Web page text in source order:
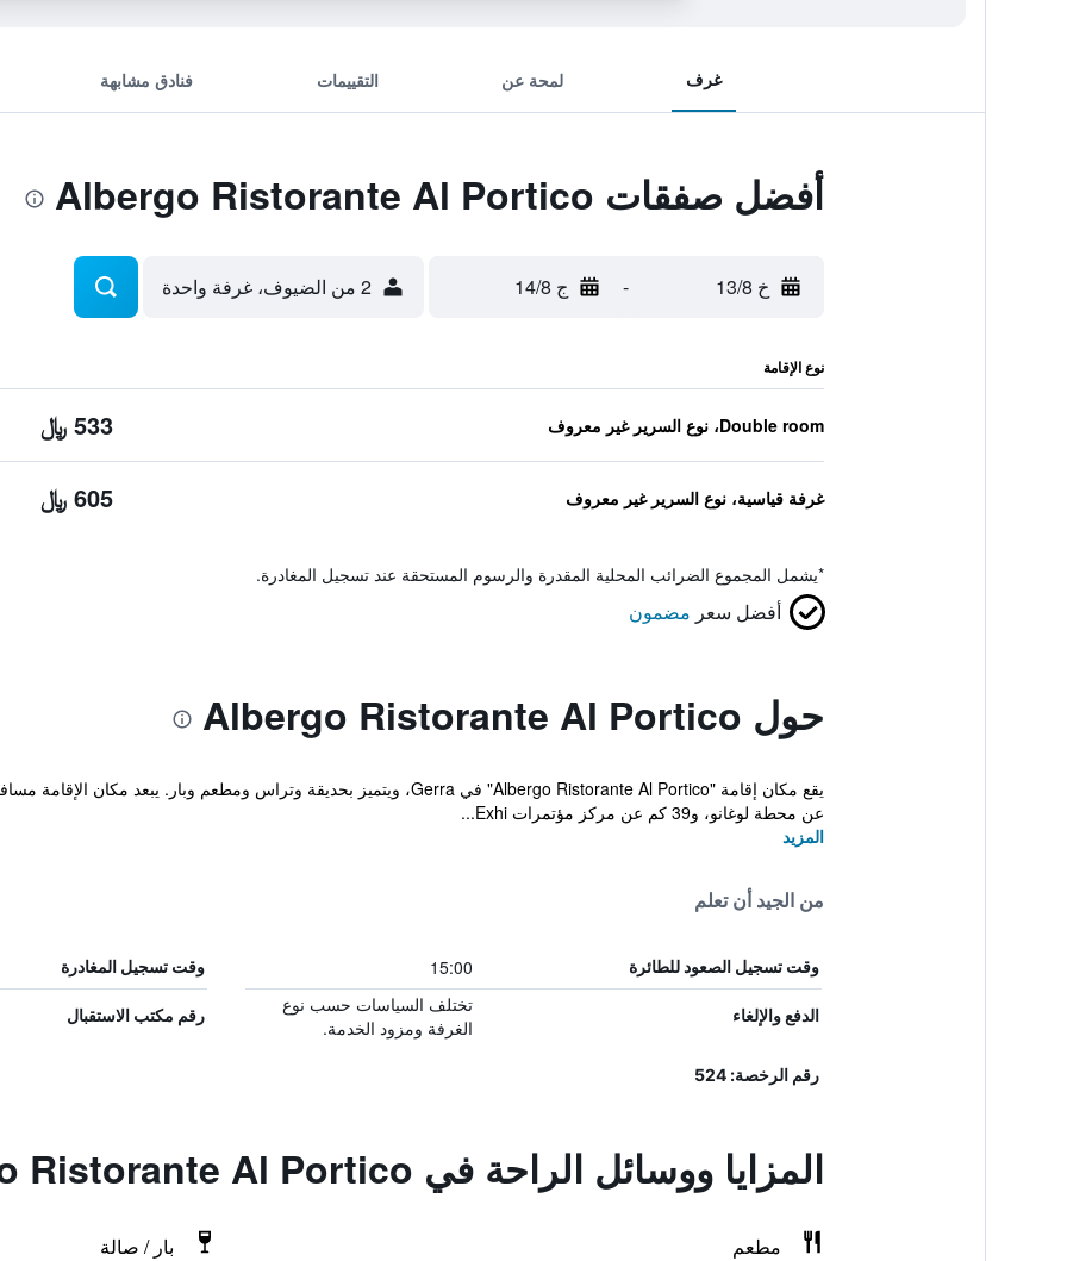
غرف لمحة عن التقييمات فنادق مشابهة
أفضل صفقات Albergo Ristorante Al Portico
خ 13/8 - ج 14/8 2 من الضيوف، غرفة واحدة
نوع الإقامة
Double room، نوع السرير غير معروف 533 ﷼
غرفة قياسية، نوع السرير غير معروف 605 ﷼
*يشمل المجموع الضرائب المحلية المقدرة والرسوم المستحقة عند تسجيل المغادرة.
أفضل سعر مضمون
حول Albergo Ristorante Al Portico
عن محطة لوغانو، و39 كم عن مركز مؤتمرات Exhi...
المزيد
من الجيد أن تعلم
وقت تسجيل الصعود للطائرة 15:00 وقت تسجيل المغادرة
الدفع والإلغاء
تختلف السياسات حسب نوع
الغرفة ومزود الخدمة.
رقم مكتب الاستقبال
رقم الرخصة: 524
المزايا ووسائل الراحة في Albergo Ristorante Al Portico
مطعم
بار / صالة